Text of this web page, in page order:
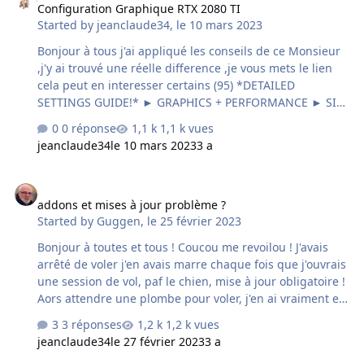
Configuration Graphique RTX 2080 TI
Started by jeanclaude34, le 10 mars 2023
Bonjour à tous j'ai appliqué les conseils de ce Monsieur
,j'y ai trouvé une réelle difference ,je vous mets le lien
cela peut en interesser certains (95) *DETAILED
SETTINGS GUIDE!* ► GRAPHICS + PERFORMANCE ► SIM
UPDATE 11 ► MICROSOFT FLIGHT SIMULATOR! - YouTube
0 réponse
1,1 k vues
jeanclaude34le 10 mars 20233 a
addons et mises à jour problème ?
Started by Guggen, le 25 février 2023
Bonjour à toutes et tous ! Coucou me revoilou ! J'avais
arrêté de voler j'en avais marre chaque fois que j'ouvrais
une session de vol, paf le chien, mise à jour obligatoire !
Aors attendre une plombe pour voler, j'en ai vraiment eu
ras le bol. Bref, j'ai remis les mains dans le cambouis,
après avoir passé un temps fou pour recalibrer mon TCA
(encore un truc à se prendre le chou breton) quoi ça que
3 réponses
1,2 k vues
jeanclaude34le 27 février 20233 a